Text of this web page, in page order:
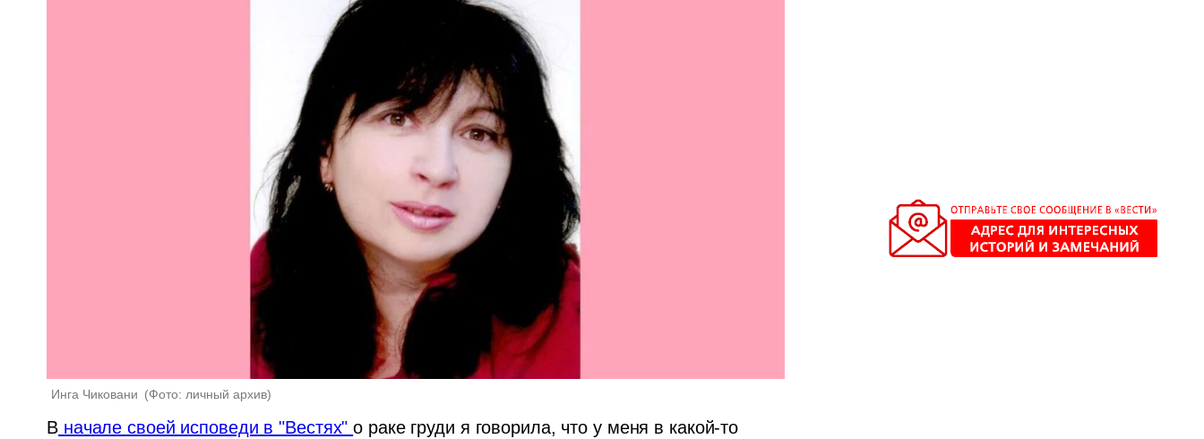
Инга Чиковани (Фото: личный архив)
В начале своей исповеди в "Вестях" о раке груди я говорила, что у меня в какой-то